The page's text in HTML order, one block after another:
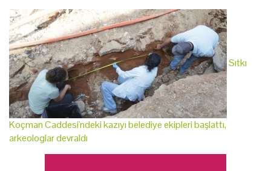
Sıtkı
Koçman Caddesi'ndeki kazıyı belediye ekipleri başlattı,
arkeologlar devraldı